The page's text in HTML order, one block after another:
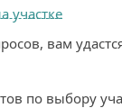
вам
по выбору